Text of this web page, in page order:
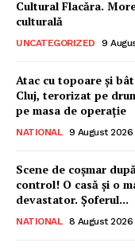
Cultural Flacăra.
culturală
UNCATEGORIZED 9
Atac cu topoare și
Cluj, terorizat pe
pe masa de operație
NATIONAL 9 August 2026
Scene de coșmar
control! O casă și o
devastator. Șoferul...
NATIONAL 8 August 2026